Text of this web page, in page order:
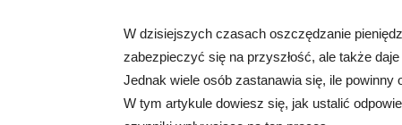
W dzisiejszych czasach oszczędzanie
zabezpieczyć się na przyszłość, ale także
Jednak wiele osób zastanawia się, ile powinny
W tym artykule dowiesz się, jak ustalić